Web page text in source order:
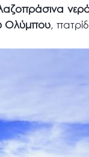
νερά
Ολύμπου,